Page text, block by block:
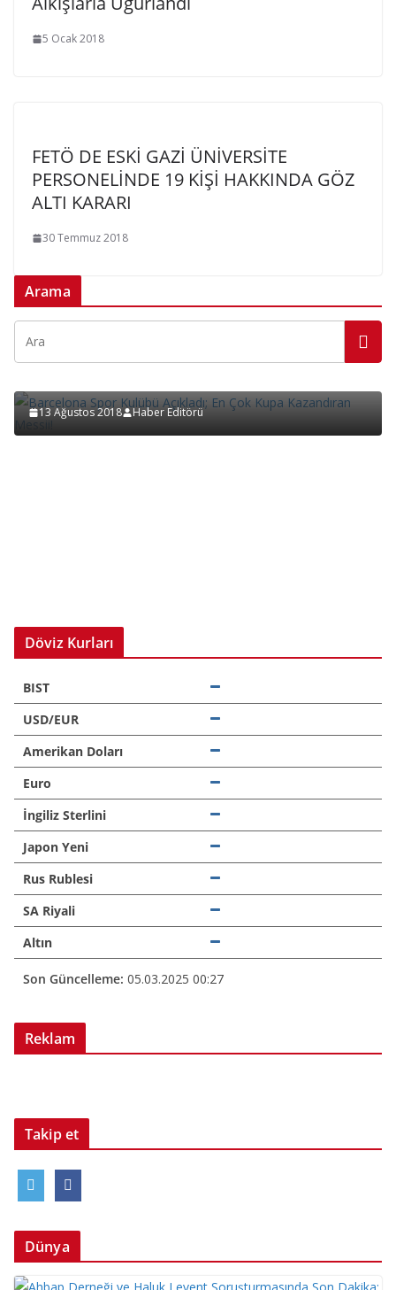
5 Ocak 2018
FETÖ DE ESKİ GAZİ ÜNİVERSİTE
PERSONELİNDE 19 KİŞİ HAKKINDA GÖZ
ALTI KARARI
30 Temmuz 2018
Arama
Barcelona Spor Kulübü Açıkladı; En Çok Kupa
13 Ağustos 2018 Haber Editörü
Döviz Kurları
BIST
USD/EUR
Amerikan Doları
Euro
İngiliz Sterlini
Japon Yeni
Rus Rublesi
SA Riyali
Altın
Son Güncelleme: 05.03.2025 00:27
Reklam
Takip et
Dünya